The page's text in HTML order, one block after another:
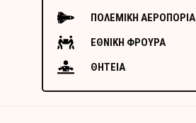
ΠΟΛΕΜΙΚΗ ΑΕΡΟΠΟΡΙΑ
ΕΘΝΙΚΗ ΦΡΟΥΡΑ
ΘΗΤΕΙΑ